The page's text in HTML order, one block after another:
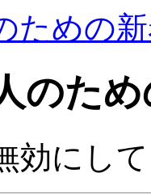
ための
のた
効にし